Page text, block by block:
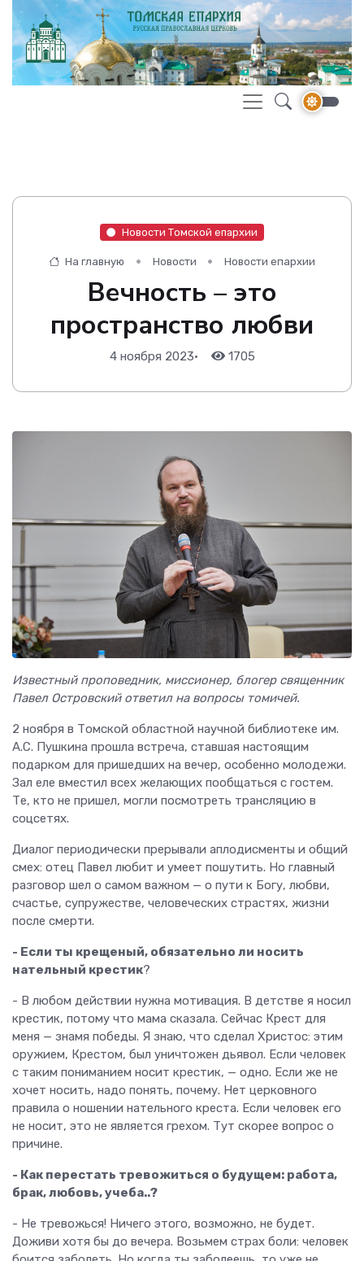
Новости Томской епархии
На главную Новости Новости епархии
Вечность – это
пространство любви
4 ноября 2023• 1705
Известный проповедник, миссионер, блогер священник
Павел Островский ответил на вопросы томичей.
2 ноября в Томской областной научной библиотеке им.
А.С. Пушкина прошла встреча, ставшая настоящим
подарком для пришедших на вечер, особенно молодежи.
Зал еле вместил всех желающих пообщаться с гостем.
Те, кто не пришел, могли посмотреть трансляцию в
соцсетях.
Диалог периодически прерывали аплодисменты и общий
смех: отец Павел любит и умеет пошутить. Но главный
разговор шел о самом важном — о пути к Богу, любви,
счастье, супружестве, человеческих страстях, жизни
после смерти.
- Если ты крещеный, обязательно ли носить
нательный крестик?
- В любом действии нужна мотивация. В детстве я носил
крестик, потому что мама сказала. Сейчас Крест для
меня — знамя победы. Я знаю, что сделал Христос: этим
оружием, Крестом, был уничтожен дьявол. Если человек
с таким пониманием носит крестик, — одно. Если же не
хочет носить, надо понять, почему. Нет церковного
правила о ношении нательного креста. Если человек его
не носит, это не является грехом. Тут скорее вопрос о
причине.
- Как перестать тревожиться о будущем: работа,
брак, любовь, учеба..?
- Не тревожься! Ничего этого, возможно, не будет.
Доживи хотя бы до вечера. Возьмем страх боли: человек